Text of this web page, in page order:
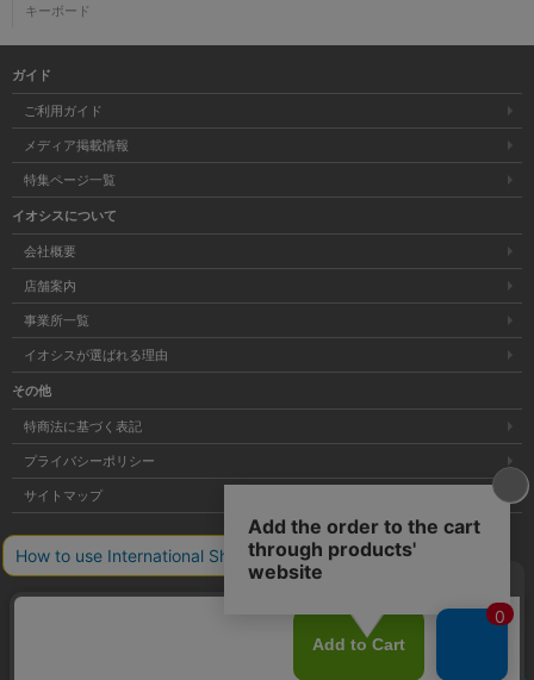
キーボード
ガイド
ご利用ガイド
メディア掲載情報
特集ページ一覧
イオシスについて
会社概要
店舗案内
事業所一覧
イオシスが選ばれる理由
その他
特商法に基づく表記
プライバシーポリシー
サイトマップ
大阪府公安委員会発行 古物商許可証 第621121002176号
Copyright © 株式会社イオシス All Rights Reserved. クリア